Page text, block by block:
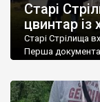
Старі
цвинтар
Старі Стрілища
Перша
Старі Стрілища)